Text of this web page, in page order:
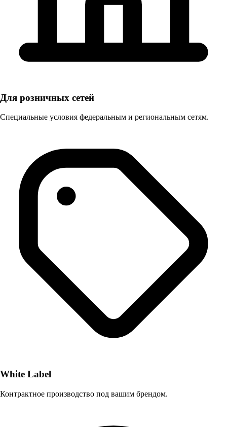
Для розничных сетей
Специальные условия федеральным и региональным сетям.
White Label
Контрактное производство под вашим брендом.